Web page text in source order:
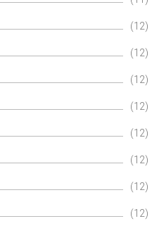
(12)
(12)
(12)
(12)
(12)
(12)
(12)
(12)